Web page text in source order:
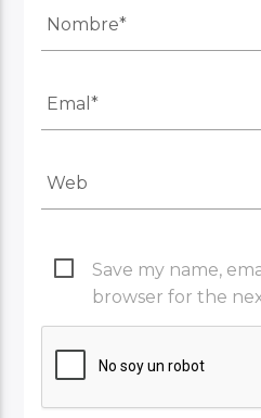
Save my name,
browser for the